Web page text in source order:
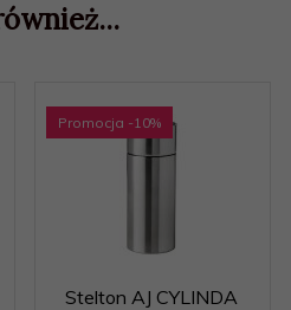
Promocja -10%
Stelton AJ CYLINDA